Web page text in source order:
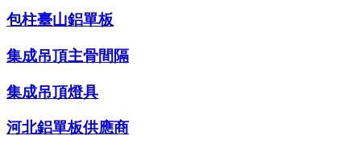
包柱臺山鋁單板
集成吊頂主骨間隔
集成吊頂燈具
河北鋁單板供應商